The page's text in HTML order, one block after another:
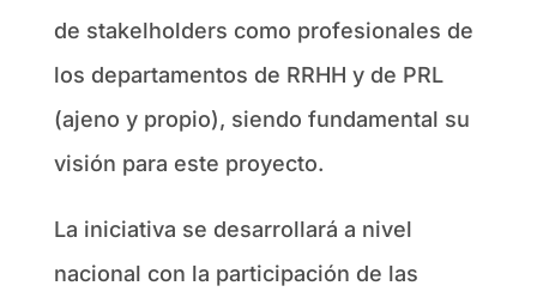
de stakelholders como profesionales de
los departamentos de RRHH y de PRL
(ajeno y propio), siendo fundamental su
visión para este proyecto.
La iniciativa se desarrollará a nivel
nacional con la participación de las